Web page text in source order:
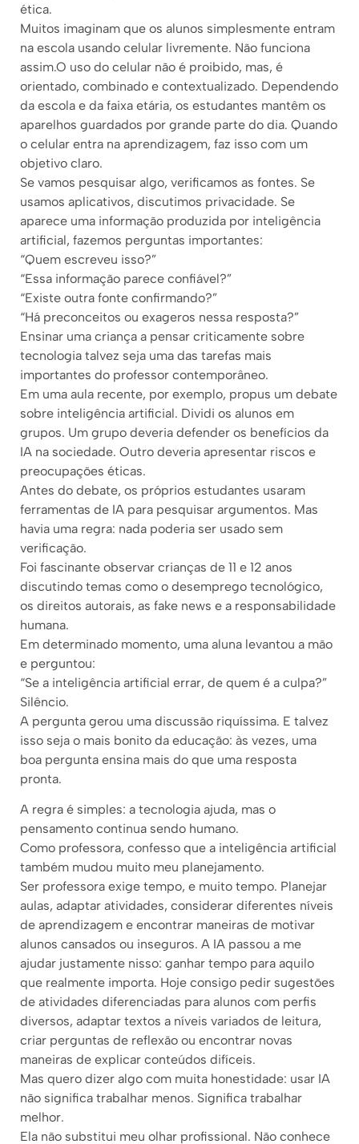
ética.
Muitos imaginam que os alunos simplesmente entram
na escola usando celular livremente. Não funciona
assim.O uso do celular não é proibido, mas, é
orientado, combinado e contextualizado. Dependendo
da escola e da faixa etária, os estudantes mantêm os
aparelhos guardados por grande parte do dia. Quando
o celular entra na aprendizagem, faz isso com um
objetivo claro.
Se vamos pesquisar algo, verificamos as fontes. Se
usamos aplicativos, discutimos privacidade. Se
aparece uma informação produzida por inteligência
artificial, fazemos perguntas importantes:
“Quem escreveu isso?”
“Essa informação parece confiável?”
“Existe outra fonte confirmando?”
“Há preconceitos ou exageros nessa resposta?”
Ensinar uma criança a pensar criticamente sobre
tecnologia talvez seja uma das tarefas mais
importantes do professor contemporâneo.
Em uma aula recente, por exemplo, propus um debate
sobre inteligência artificial. Dividi os alunos em
grupos. Um grupo deveria defender os benefícios da
IA na sociedade. Outro deveria apresentar riscos e
preocupações éticas.
Antes do debate, os próprios estudantes usaram
ferramentas de IA para pesquisar argumentos. Mas
havia uma regra: nada poderia ser usado sem
verificação.
Foi fascinante observar crianças de 11 e 12 anos
discutindo temas como o desemprego tecnológico,
os direitos autorais, as fake news e a responsabilidade
humana.
Em determinado momento, uma aluna levantou a mão
e perguntou:
“Se a inteligência artificial errar, de quem é a culpa?”
Silêncio.
A pergunta gerou uma discussão riquíssima. E talvez
isso seja o mais bonito da educação: às vezes, uma
boa pergunta ensina mais do que uma resposta
pronta.
A regra é simples: a tecnologia ajuda, mas o
pensamento continua sendo humano.
Como professora, confesso que a inteligência artificial
também mudou muito meu planejamento.
Ser professora exige tempo, e muito tempo. Planejar
aulas, adaptar atividades, considerar diferentes níveis
de aprendizagem e encontrar maneiras de motivar
alunos cansados ou inseguros. A IA passou a me
ajudar justamente nisso: ganhar tempo para aquilo
que realmente importa. Hoje consigo pedir sugestões
de atividades diferenciadas para alunos com perfis
diversos, adaptar textos a níveis variados de leitura,
criar perguntas de reflexão ou encontrar novas
maneiras de explicar conteúdos difíceis.
Mas quero dizer algo com muita honestidade: usar IA
não significa trabalhar menos. Significa trabalhar
melhor.
Ela não substitui meu olhar profissional. Não conhece